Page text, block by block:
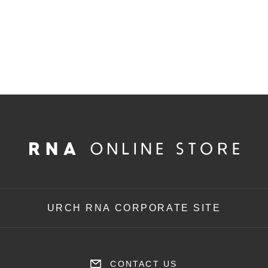
URCH RNA CORPORATE SITE
CONTACT US